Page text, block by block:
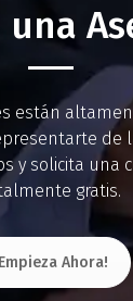
están
de
y solicita una
gratis.
Ahora!